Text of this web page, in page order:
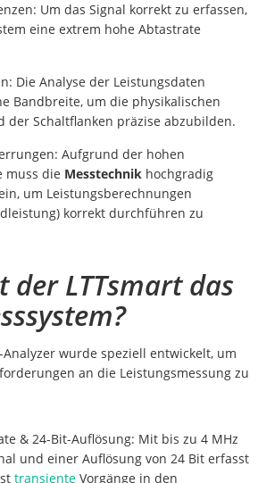
Um das Signal korrekt zu erfassen,
eine extrem hohe Abtastrate
Die Analyse der Leistungsdaten
Bandbreite, um die physikalischen
der Schaltflanken präzise abzubilden.
Aufgrund der hohen
muss die Messtechnik hochgradig
um Leistungsberechnungen
korrekt durchführen zu
der LTTsmart das
Analyzer wurde speziell entwickelt, um
an die Leistungsmessung zu
& 24-Bit-Auflösung: Mit bis zu 4 MHz
und einer Auflösung von 24 Bit erfasst
transiente Vorgänge in den